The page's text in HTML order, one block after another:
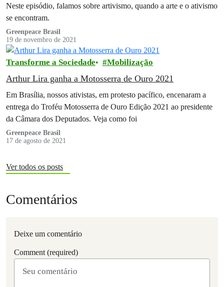
Neste episódio, falamos sobre artivismo, quando a arte e o ativismo
se encontram.
Greenpeace Brasil
19 de novembro de 2021
Transforme a Sociedade Mobilização
Arthur Lira ganha a Motosserra de Ouro 2021
Em Brasília, nossos ativistas, em protesto pacífico, encenaram a
entrega do Troféu Motosserra de Ouro Edição 2021 ao presidente
da Câmara dos Deputados. Veja como foi
Greenpeace Brasil
17 de agosto de 2021
Ver todos os posts
Comentários
Deixe um comentário
Comment (required)